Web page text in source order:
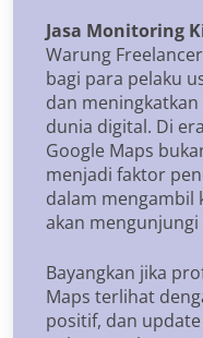
Jasa Monitoring
Warung
bagi para pelaku
dan
dunia digital. Di
Google Maps
menjadi faktor
dalam mengambil
akan
Bayangkan jika
Maps terlihat
positif, dan